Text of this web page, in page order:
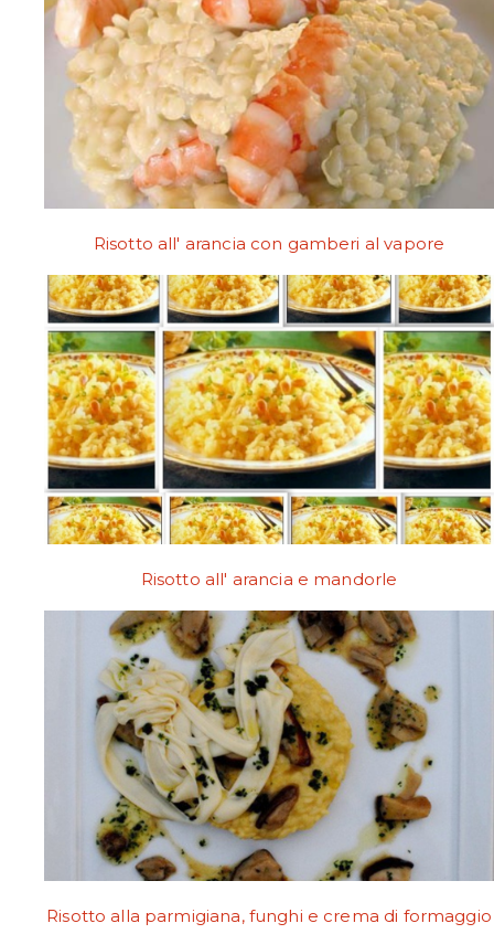
Risotto all' arancia con gamberi al vapore
Risotto all' arancia e mandorle
Risotto alla parmigiana, funghi e crema di formaggio